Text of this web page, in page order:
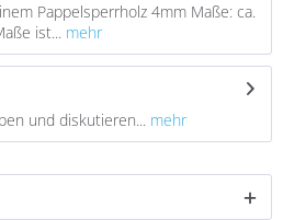
Pappelsperrholz 4mm Maße: ca.
ist... mehr
und diskutieren... mehr